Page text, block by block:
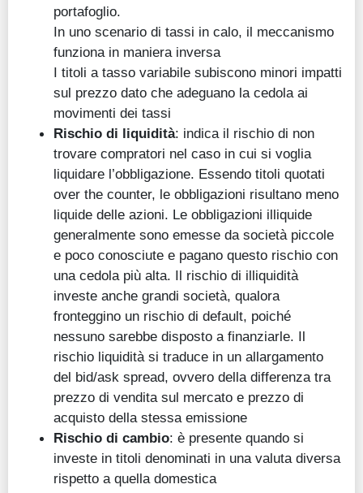
portafoglio.
In uno scenario di tassi in calo, il meccanismo
funziona in maniera inversa
I titoli a tasso variabile subiscono minori impatti
sul prezzo dato che adeguano la cedola ai
movimenti dei tassi
Rischio di liquidità: indica il rischio di non
trovare compratori nel caso in cui si voglia
liquidare l’obbligazione. Essendo titoli quotati
over the counter, le obbligazioni risultano meno
liquide delle azioni. Le obbligazioni illiquide
generalmente sono emesse da società piccole
e poco conosciute e pagano questo rischio con
una cedola più alta. Il rischio di illiquidità
investe anche grandi società, qualora
fronteggino un rischio di default, poiché
nessuno sarebbe disposto a finanziarle. Il
rischio liquidità si traduce in un allargamento
del bid/ask spread, ovvero della differenza tra
prezzo di vendita sul mercato e prezzo di
acquisto della stessa emissione
Rischio di cambio: è presente quando si
investe in titoli denominati in una valuta diversa
rispetto a quella domestica